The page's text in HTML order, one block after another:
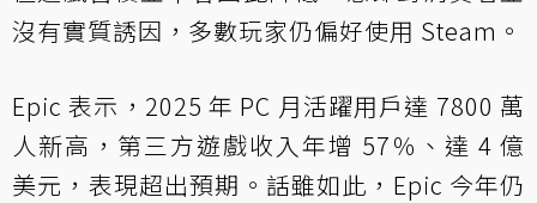
沒有實質誘因，多數玩家仍偏好使用 Steam。
Epic 表示，2025 年 PC 月活躍用戶達 7800 萬
人新高，第三方遊戲收入年增 57％、達 4 億
美元，表現超出預期。話雖如此，Epic 今年仍